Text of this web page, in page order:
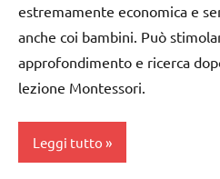
GUIDA
DIDATTICA
MONTESSORI
intuizione
del
passato
estremamente economica e
anche coi bambini. Può
approfondimento e ricerca
lezione Montessori.
Leggi tutto